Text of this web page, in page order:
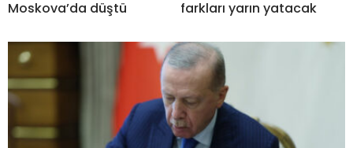
Moskova’da düştü
farkları yarın yatacak